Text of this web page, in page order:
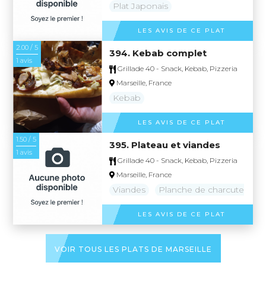
Plat Japonais
LES AVIS DE CE PLAT
2.00 / 5
1 avis
394. Kebab complet
Grillade 40 - Snack, Kebab, Pizzeria
Marseille, France
Kebab
LES AVIS DE CE PLAT
1.50 / 5
1 avis
395. Plateau et viandes
Grillade 40 - Snack, Kebab, Pizzeria
Marseille, France
Viandes Planche de charcuterie
LES AVIS DE CE PLAT
VOIR TOUS LES PLATS DE MARSEILLE